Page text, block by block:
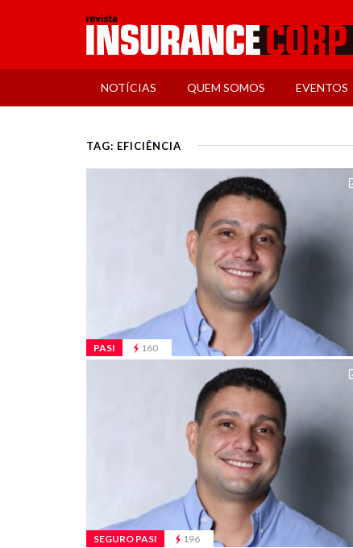
NOTÍCIAS QUEM SOMOS EVENTOS
TAG: EFICIÊNCIA
PASI 160
SEGURO PASI 196